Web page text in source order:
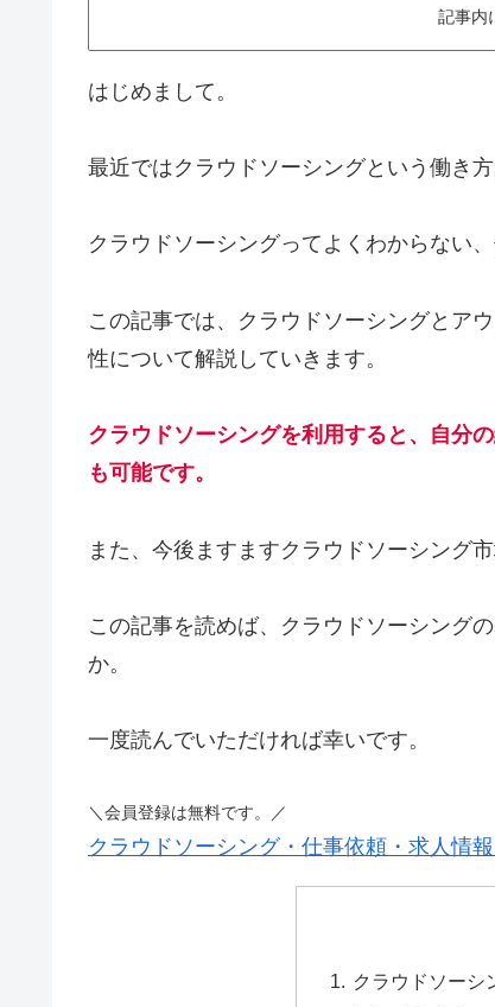
記事内
はじめまして。
最近ではクラウドソーシングという働き方
クラウドソーシングってよくわからない
この記事では、クラウドソーシングとア
性について解説していきます。
クラウドソーシングを利用すると、自分
も可能です。
また、今後ますますクラウドソーシング
この記事を読めば、クラウドソーシング
か。
一度読んでいただければ幸いです。
＼会員登録は無料です。／
クラウドソーシング・仕事依頼・求人情
クラウドソーシ